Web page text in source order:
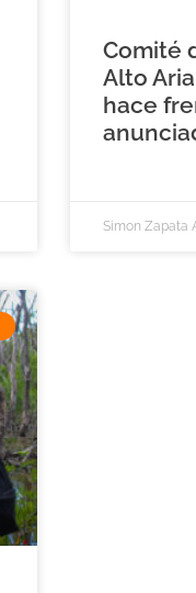
Comité
Alto
hace
Simon Zapata